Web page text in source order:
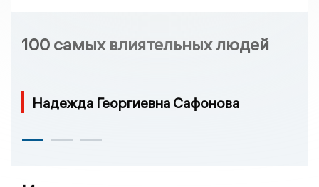
100 самых влиятельных людей
Надежда Георгиевна Сафонова